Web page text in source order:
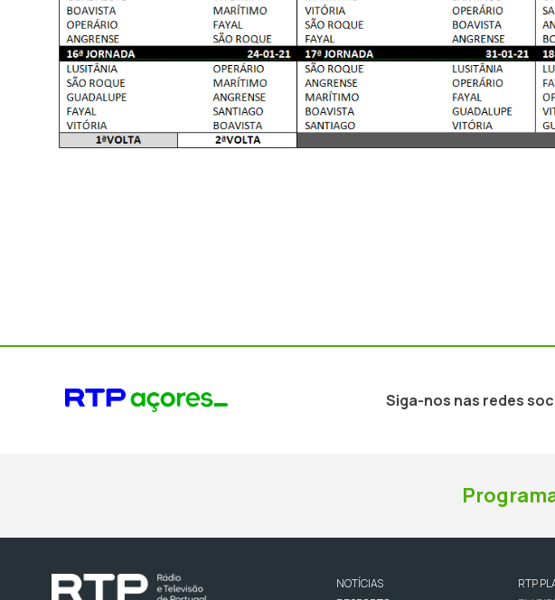
Siga-nos nas redes
NOTÍCIAS
RTP